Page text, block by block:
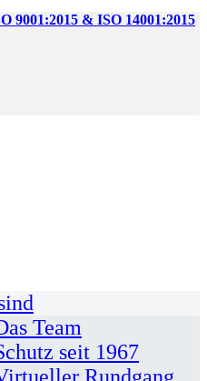
9001:2015 & ISO 14001:2015
Team
seit 1967